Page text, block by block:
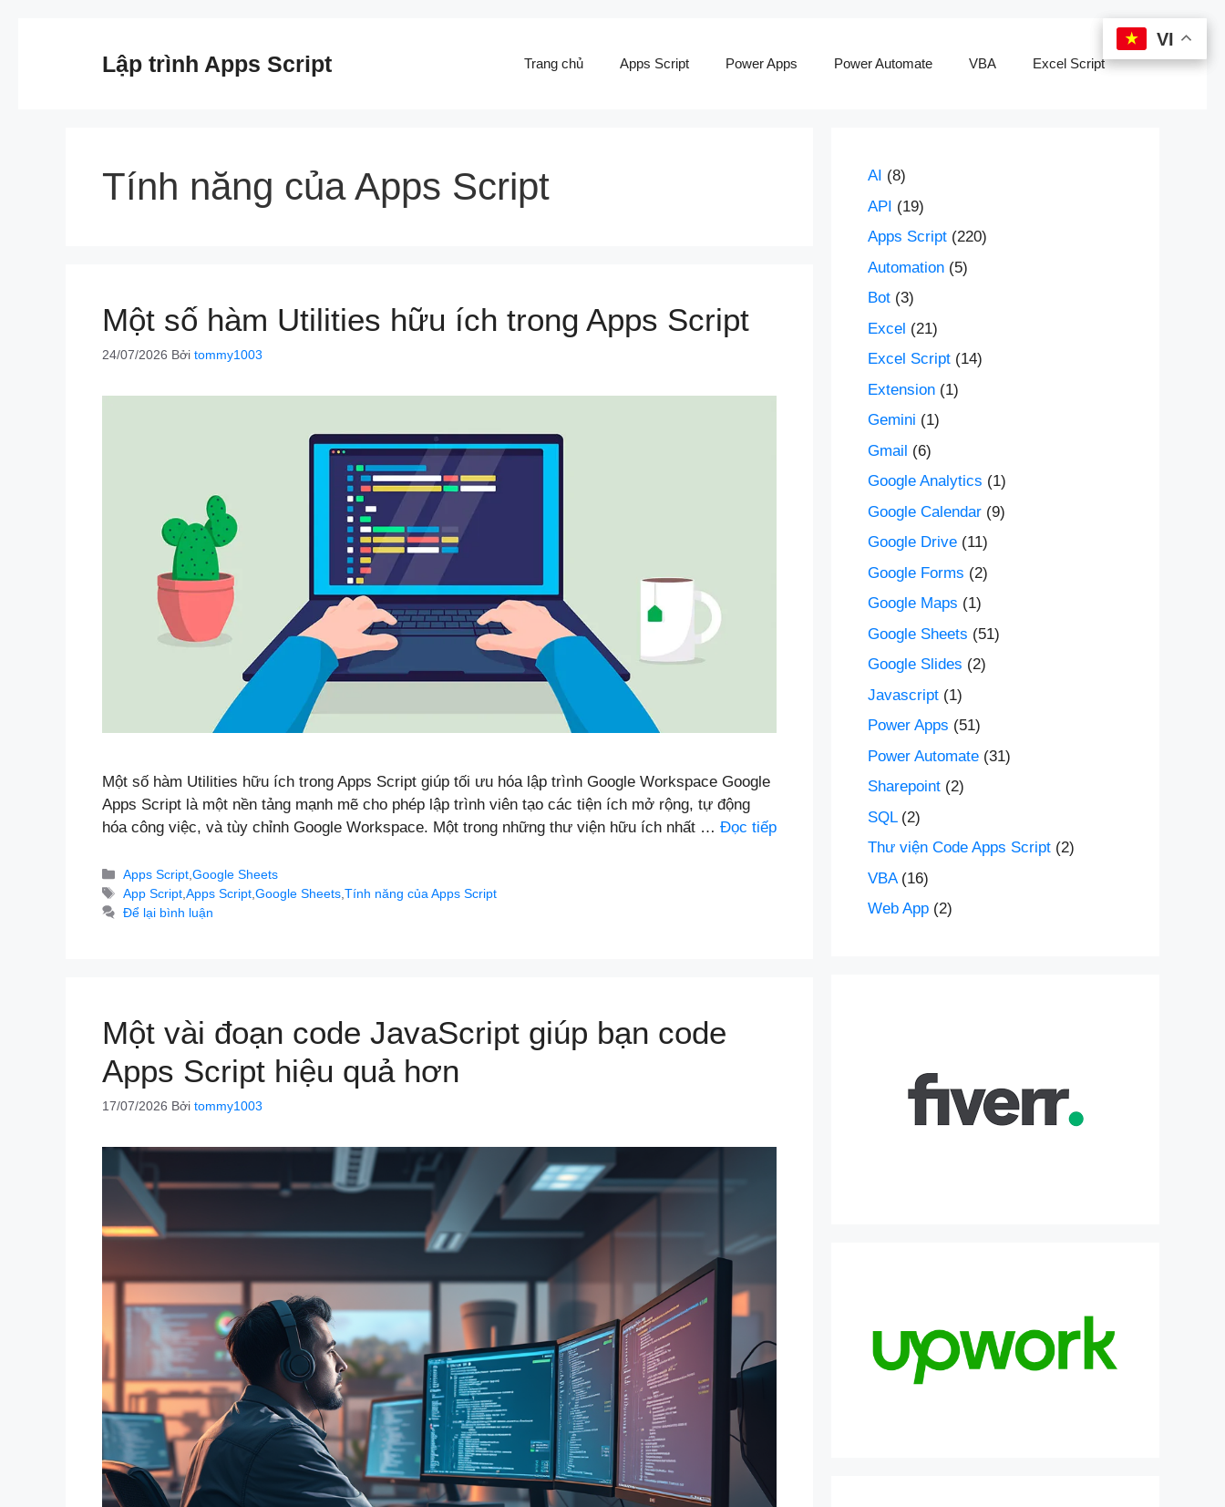
Lập trình Apps Script Trang chủ Apps Script Power Apps Power Automate VBA Excel Script
Tính năng của Apps Script
Một số hàm Utilities hữu ích trong Apps Script
24/07/2026 Bởi tommy1003
Một số hàm Utilities hữu ích trong Apps Script giúp tối ưu hóa lập trình Google Workspace Google
Apps Script là một nền tảng mạnh mẽ cho phép lập trình viên tạo các tiện ích mở rộng, tự động
hóa công việc, và tùy chỉnh Google Workspace. Một trong những thư viện hữu ích nhất … Đọc tiếp
Danh
mục
Apps Script ,Google Sheets
Thẻ
App Script ,Apps Script ,Google Sheets ,Tính năng của Apps Script
Để lại bình luận
Một vài đoạn code JavaScript giúp bạn code
Apps Script hiệu quả hơn
17/07/2026 Bởi tommy1003
AI (8)
API (19)
Apps Script (220)
Automation (5)
Bot (3)
Excel (21)
Excel Script (14)
Extension (1)
Gemini (1)
Gmail (6)
Google Analytics (1)
Google Calendar (9)
Google Drive (11)
Google Forms (2)
Google Maps (1)
Google Sheets (51)
Google Slides (2)
Javascript (1)
Power Apps (51)
Power Automate (31)
Sharepoint (2)
SQL(2)
Thư viện Code Apps Script (2)
VBA(16)
Web App (2)
VI
VI